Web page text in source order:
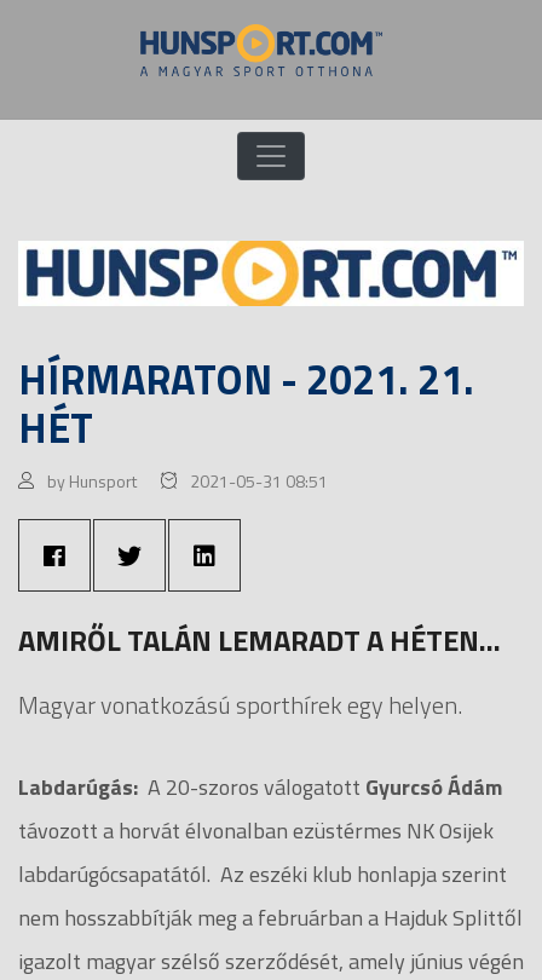
HÍRMARATON - 2021. 21.
HÉT
by Hunsport 2021-05-31 08:51
AMIRŐL TALÁN LEMARADT A HÉTEN...
Magyar vonatkozású sporthírek egy helyen.
Labdarúgás: A 20-szoros válogatott Gyurcsó Ádám
távozott a horvát élvonalban ezüstérmes NK Osijek
labdarúgócsapatától. Az eszéki klub honlapja szerint
nem hosszabbítják meg a februárban a Hajduk Splittől
igazolt magyar szélső szerződését, amely június végén